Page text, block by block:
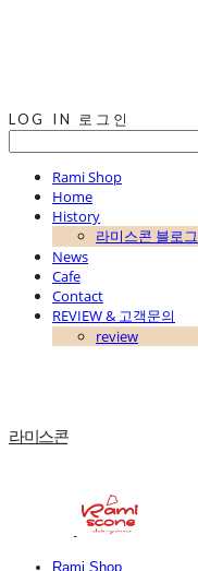
LOG IN 로그인
Rami Shop
Home
History
라미스콘 블로그
News
Cafe
Contact
REVIEW & 고객문의
review
라미스콘
Rami Shop